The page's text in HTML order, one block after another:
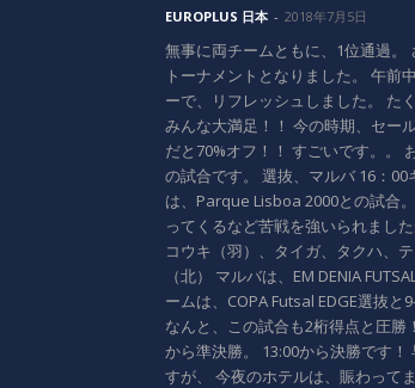
EUROPLUS 日本 - 2018年7月5日
無事に両チームともに、1位通過。
トーナメントとなりました。 午前
ーで、リフレッシュしました。 た
みんな大満足！！ 今の時期、セー
だと70%オフ！！ すごいです。。
の試合です。 選抜、マルバ 16：00
は、Parque Lisboa 2000との試合
ってくるなど苦戦を強いられました
コウキ（羽）、タイガ、タクハ、
（北） マルバは、EM DENIA
ームは、COPA Futsal EDGE選抜と
なんと、この試合も2桁得点と圧勝
から準決勝。 13:00から決勝です！
すが、 今夜のホテルは、賑わってま